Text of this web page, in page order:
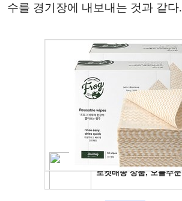
수를 경기장에 내보내는 것과 같다.